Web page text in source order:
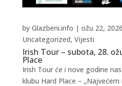
Irish Tour – subota, 28.
Place
by Glazbeni.info | ožu 22, 2026
Uncategorized, Vijesti
Irish Tour će i nove godine
klubu Hard Place –